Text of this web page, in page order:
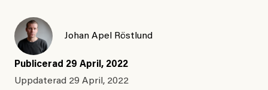
Johan Apel Röstlund
Publicerad 29 April, 2022
Uppdaterad 29 April, 2022